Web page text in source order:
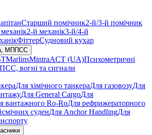
Старший помічник2-й/3-й помічник
2-й механік3-й/4-й
ФіттерСудновий кухар
МППСС
MarlinsMintraACT (UA)Психометричні
вогні та сигнали
Для хімічного танкераДля газовозуДля
Для General CargoДля
вантажного Ro-RoДля рефрижераторного
суденДля Anchor HandlingДля